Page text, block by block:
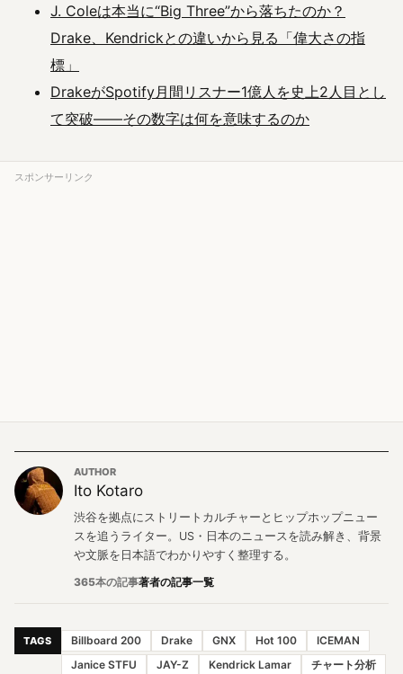
J. Coleは本当に“Big Three”から落ちたのか？
Drake、Kendrickとの違いから見る「偉大さの指
標」
DrakeがSpotify月間リスナー1億人を史上2人目とし
て突破――その数字は何を意味するのか
スポンサーリンク
AUTHOR
Ito Kotaro
渋谷を拠点にストリートカルチャーとヒップホップニュー
スを追うライター。US・日本のニュースを読み解き、背景
や文脈を日本語でわかりやすく整理する。
365本の記事著者の記事一覧
TAGS Billboard 200 Drake GNX Hot 100
ICEMAN
Janice STFU
JAY-Z Kendrick Lamar
チャート分析